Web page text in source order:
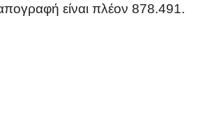
είναι πλέον 878.491.